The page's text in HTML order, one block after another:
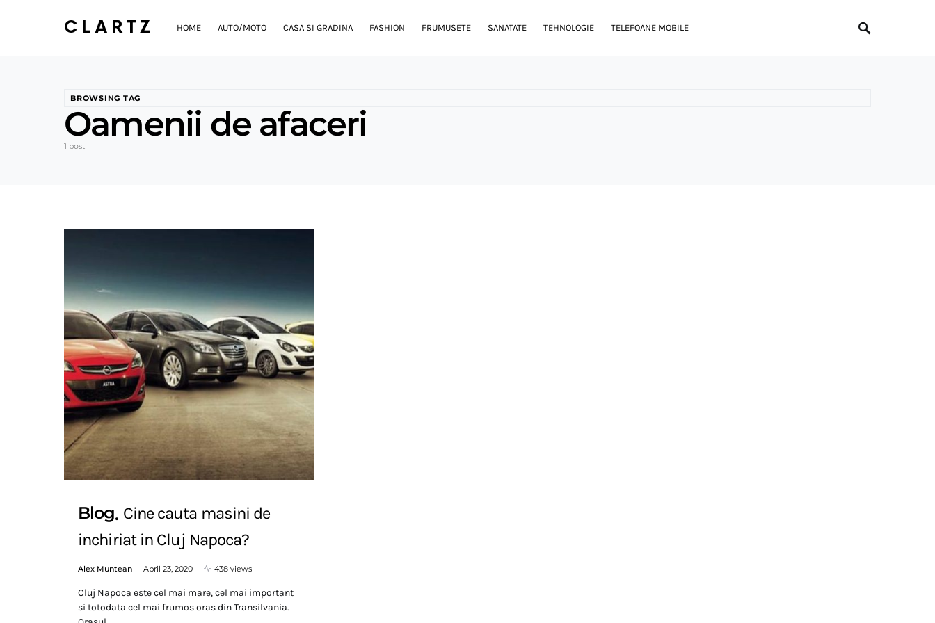
CLARTZ HOME AUTO/MOTO CASA SI GRADINA FASHION FRUMUSETE SANATATE TEHNOLOGIE TELEFOANE MOBILE
BROWSING TAG
Oamenii de afaceri
1 post
Blog Cine cauta masini de
inchiriat in Cluj Napoca?
Alex Muntean April 23, 2020 438 views
Cluj Napoca este cel mai mare, cel mai important
si totodata cel mai frumos oras din Transilvania.